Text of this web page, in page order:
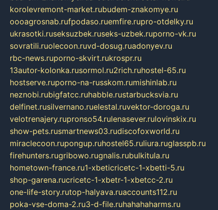
korolevremont-market.rubudem-znakomye.ru
oooagrosnab.rufpodaso.ruemfire.rupro-otdelky.ru
ukrasotki.ruseksuzbek.ruseks-uzbek.ruporno-vk.ru
sovratili.ruolecoon.ruvd-dosug.ruadonyev.ru
rbc-news.ruporno-skvirt.rukrospr.ru
13autor-kolonka.rusormol.ru2rich.ruhostel-65.ru
hostserve.ruporno-na-russkom.rumishinlab.ru
neznobi.rubigfatcc.ruhabble.rustarbucksvia.ru
delfinet.rusilvernano.ruelestal.ruvektor-doroga.ru
velotrenajery.rupronso54.rulenasever.rulovinskix.ru
show-pets.rusmartnews03.rudiscofoxworld.ru
miraclecoon.rupongup.ruhostel65.ruliura.ruglasspb.ru
firehunters.rugribowo.rugnalis.rubulkitula.ru
hometown-france.ru1-xbeticricetc-1-xbetti-5.ru
shop-garena.rucricetc-1-xbetr-1-xbetcc-2.ru
one-life-story.rutop-halyava.ruaccounts112.ru
poka-vse-doma-2.ru3-d-file.ruhahahaharms.ru